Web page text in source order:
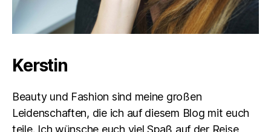
Kerstin
Beauty und Fashion sind meine großen
Leidenschaften, die ich auf diesem Blog mit euch
teile. Ich wünsche euch viel Spaß auf der Reise